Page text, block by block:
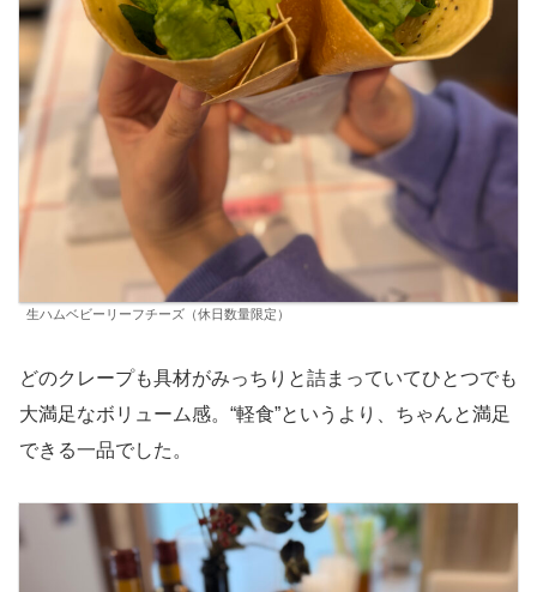
生ハムベビーリーフチーズ（休日数量限定）
どのクレープも具材がみっちりと詰まっていてひとつでも
大満足なボリューム感。“軽食”というより、ちゃんと満足
できる一品でした。